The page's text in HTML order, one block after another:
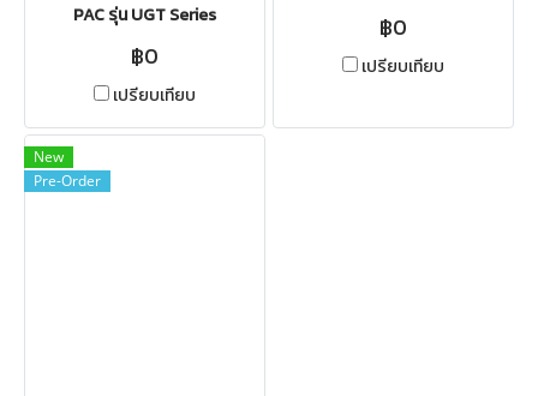
PAC รุ่น UGT Series
฿0
เปรียบเทียบ
฿0
เปรียบเทียบ
New
Pre-Order